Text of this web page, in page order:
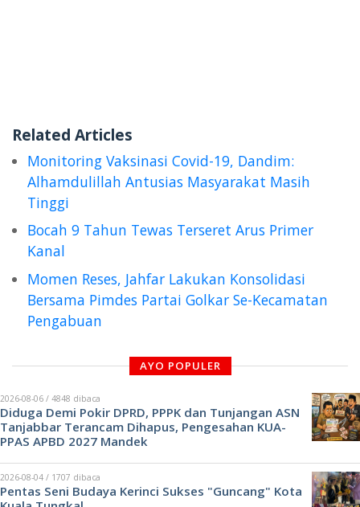
Related Articles
Monitoring Vaksinasi Covid-19, Dandim:
Alhamdulillah Antusias Masyarakat Masih
Tinggi
Bocah 9 Tahun Tewas Terseret Arus Primer
Kanal
Momen Reses, Jahfar Lakukan Konsolidasi
Bersama Pimdes Partai Golkar Se-Kecamatan
Pengabuan
AYO POPULER
2026-08-06 / 4848 dibaca
Diduga Demi Pokir DPRD, PPPK dan Tunjangan ASN
Tanjabbar Terancam Dihapus, Pengesahan KUA-
PPAS APBD 2027 Mandek
2026-08-04 / 1707 dibaca
Pentas Seni Budaya Kerinci Sukses "Guncang" Kota